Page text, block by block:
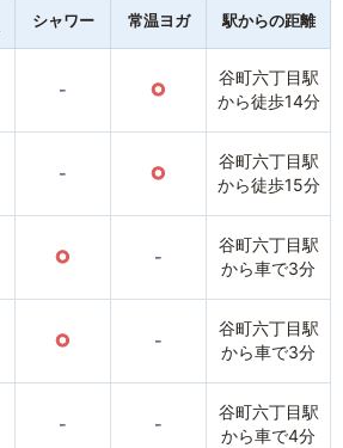
シャワー 常温ヨガ 駅からの距離
- ○
谷町六丁目駅
から徒歩14分
- ○
谷町六丁目駅
から徒歩15分
○ -
谷町六丁目駅
から車で3分
○ -
谷町六丁目駅
から車で3分
- -
谷町六丁目駅
から車で4分